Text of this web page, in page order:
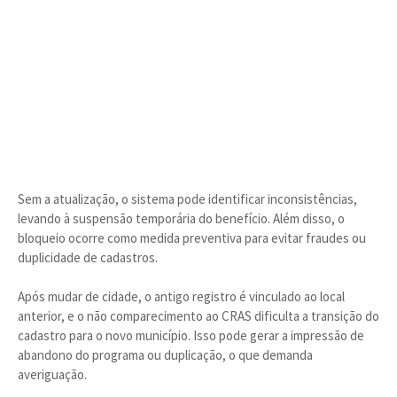
Sem a atualização, o sistema pode identificar inconsistências,
levando à suspensão temporária do benefício. Além disso, o
bloqueio ocorre como medida preventiva para evitar fraudes ou
duplicidade de cadastros.
Após mudar de cidade, o antigo registro é vinculado ao local
anterior, e o não comparecimento ao CRAS dificulta a transição do
cadastro para o novo município. Isso pode gerar a impressão de
abandono do programa ou duplicação, o que demanda
averiguação.